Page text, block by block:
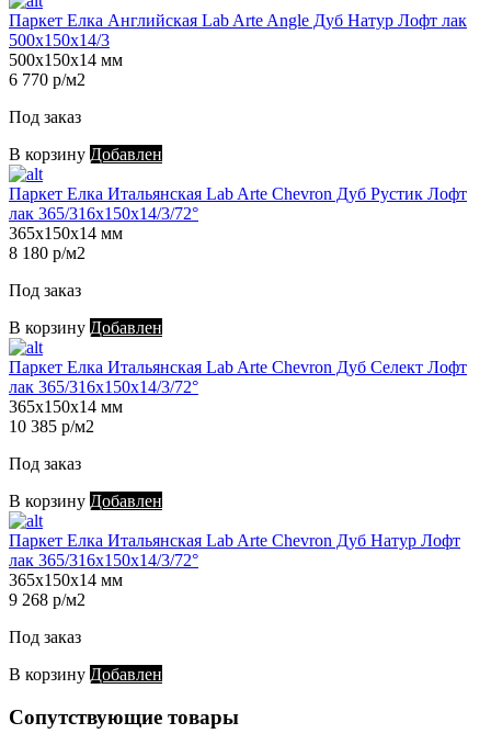
Паркет Елка Английская Lab Arte Angle Дуб Натур Лофт лак
500х150х14/3
500х150х14 мм
6 770 р/м2
Под заказ
В корзину Добавлен
Паркет Елка Итальянская Lab Arte Chevron Дуб Рустик Лофт
лак 365/316х150х14/3/72°
365х150х14 мм
8 180 р/м2
Под заказ
В корзину Добавлен
Паркет Елка Итальянская Lab Arte Chevron Дуб Селект Лофт
лак 365/316х150х14/3/72°
365х150х14 мм
10 385 р/м2
Под заказ
В корзину Добавлен
Паркет Елка Итальянская Lab Arte Chevron Дуб Натур Лофт
лак 365/316х150х14/3/72°
365х150х14 мм
9 268 р/м2
Под заказ
В корзину Добавлен
Сопутствующие товары